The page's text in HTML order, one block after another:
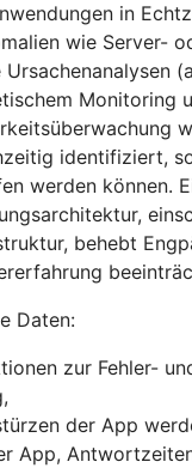
in
wie Server-
Monitoring
identifiziert,
werden können.
behebt
Daten:
zur Fehler-
der App
App,